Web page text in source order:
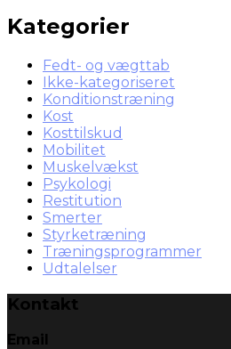
Kategorier
Fedt- og vægttab
Ikke-kategoriseret
Konditionstræning
Kost
Kosttilskud
Mobilitet
Muskelvækst
Psykologi
Restitution
Smerter
Styrketræning
Træningsprogrammer
Udtalelser
Kontakt
Email